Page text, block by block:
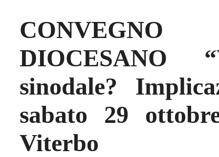
DIOCESANO
sinodale?
sabato 29
Viterbo